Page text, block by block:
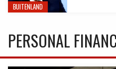
BUITENLAND
PERSONAL